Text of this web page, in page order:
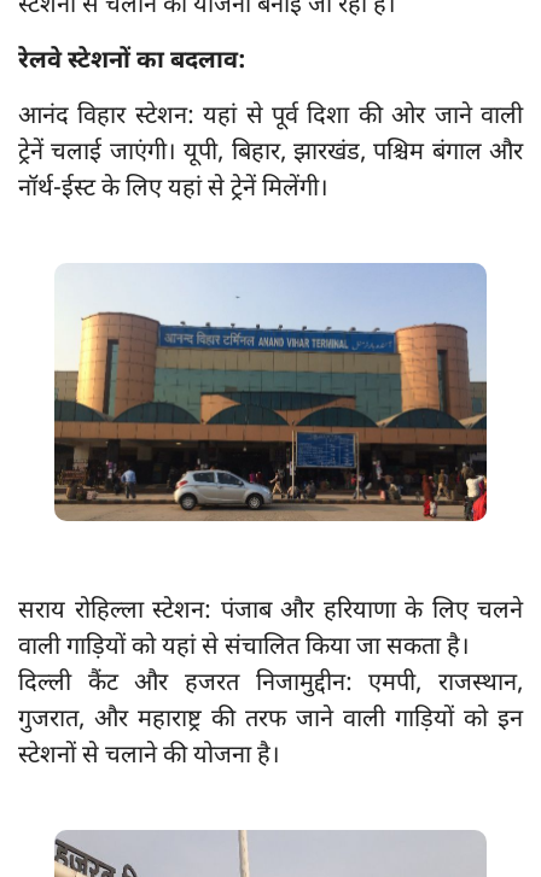
रेलवे स्टेशनों का बदलाव:
आनंद विहार स्टेशन: यहां से पूर्व दिशा की ओर जाने वाली
ट्रेनें चलाई जाएंगी। यूपी, बिहार, झारखंड, पश्चिम बंगाल और
नॉर्थ-ईस्ट के लिए यहां से ट्रेनें मिलेंगी।
सराय रोहिल्ला स्टेशन: पंजाब और हरियाणा के लिए चलने
वाली गाड़ियों को यहां से संचालित किया जा सकता है।
दिल्ली कैंट और हजरत निजामुद्दीन: एमपी, राजस्थान,
गुजरात, और महाराष्ट्र की तरफ जाने वाली गाड़ियों को इन
स्टेशनों से चलाने की योजना है।